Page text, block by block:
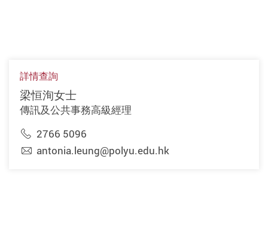
詳情查詢
梁恒洵女士
傳訊及公共事務高級經理
2766 5096
antonia.leung@polyu.edu.hk